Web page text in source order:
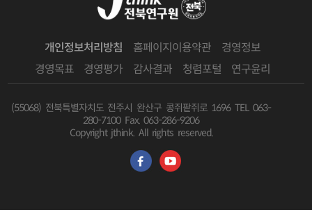
개인정보처리방침 홈페이지이용약관
경영정보
경영목표
경영평가 감사결과 청렴포털 연구윤리
(55068) 전북특별자치도 전주시 완산구 콩쥐팥쥐로 1696 TEL 063-
280-7100 Fax. 063-286-9206
Copyright jthink. All rights reserved.